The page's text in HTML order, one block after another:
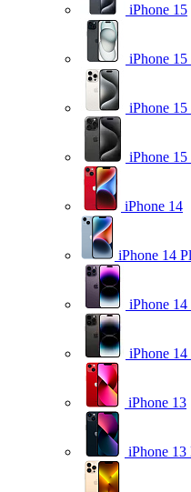
iPhone 15
iPhone 15
iPhone 15
iPhone
iPhone 14
iPhone 14
iPhone 14
iPhone
iPhone 13
iPhone